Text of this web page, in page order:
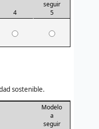
4
seguir
5
sostenible.
Modelo
a
seguir